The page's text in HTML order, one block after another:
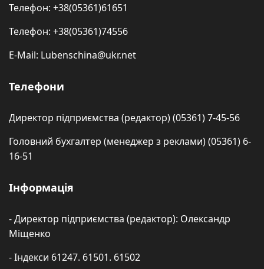
Телефон: +38(05361)61651
Телефон: +38(05361)74556
E-Mail: Lubenschina@ukr.net
Телефони
Директор підприємства (редактор) (05361) 7-45-56
Головний бухгалтер (менеджер з реклами) (05361) 6-
16-51
Інформація
- Директор підприємства (редактор): Олександр
Міщенко
- Індекси 61247. 61501. 61502